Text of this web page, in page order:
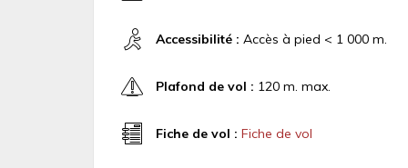
Accessibilité : Accès à pied < 1 000 m.
Plafond de vol : 120 m. max.
Fiche de vol : Fiche de vol